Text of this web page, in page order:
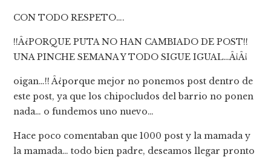
CON TODO RESPETO….
!!Â¿PORQUE PUTA NO HAN CAMBIADO DE POST!!
UNA PINCHE SEMANA Y TODO SIGUE IGUAL…Â¡Â¡
oigan…!! Â¿porque mejor no ponemos post dentro de
este post, ya que los chipocludos del barrio no ponen
nada… o fundemos uno nuevo…
Hace poco comentaban que 1000 post y la mamada y
la mamada… todo bien padre, deseamos llegar pronto